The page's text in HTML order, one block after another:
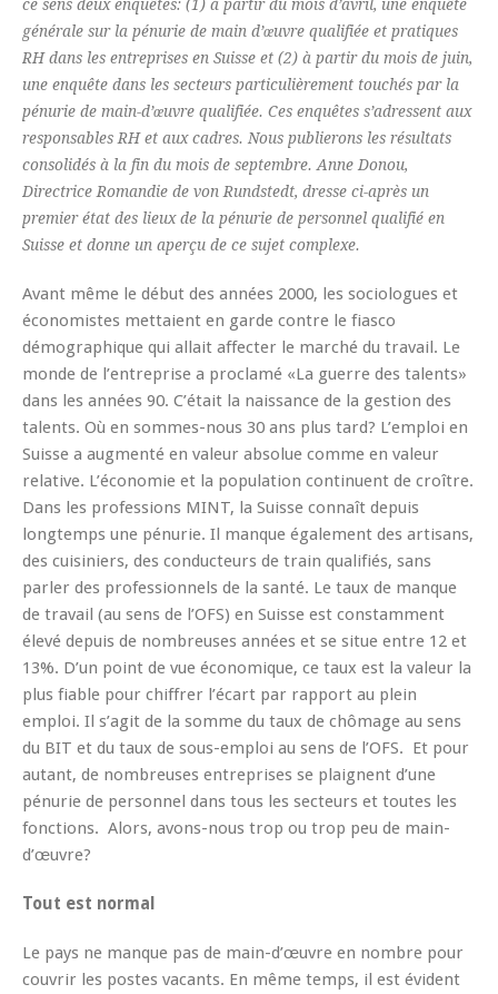
ce sens deux enquêtes: (1) à partir du mois d’avril, une enquête
générale sur la pénurie de main d’œuvre qualifiée et pratiques
RH dans les entreprises en Suisse et (2) à partir du mois de juin,
une enquête dans les secteurs particulièrement touchés par la
pénurie de main-d’œuvre qualifiée. Ces enquêtes s’adressent aux
responsables RH et aux cadres. Nous publierons les résultats
consolidés à la fin du mois de septembre. Anne Donou,
Directrice Romandie de von Rundstedt, dresse ci-après un
premier état des lieux de la pénurie de personnel qualifié en
Suisse et donne un aperçu de ce sujet complexe.
Avant même le début des années 2000, les sociologues et
économistes mettaient en garde contre le fiasco
démographique qui allait affecter le marché du travail. Le
monde de l’entreprise a proclamé «La guerre des talents»
dans les années 90. C’était la naissance de la gestion des
talents. Où en sommes-nous 30 ans plus tard? L’emploi en
Suisse a augmenté en valeur absolue comme en valeur
relative. L’économie et la population continuent de croître.
Dans les professions MINT, la Suisse connaît depuis
longtemps une pénurie. Il manque également des artisans,
des cuisiniers, des conducteurs de train qualifiés, sans
parler des professionnels de la santé. Le taux de manque
de travail (au sens de l’OFS) en Suisse est constamment
élevé depuis de nombreuses années et se situe entre 12 et
13%. D’un point de vue économique, ce taux est la valeur la
plus fiable pour chiffrer l’écart par rapport au plein
emploi. Il s’agit de la somme du taux de chômage au sens
du BIT et du taux de sous-emploi au sens de l’OFS. Et pour
autant, de nombreuses entreprises se plaignent d’une
pénurie de personnel dans tous les secteurs et toutes les
fonctions. Alors, avons-nous trop ou trop peu de main-
d’œuvre?
Tout est normal
Le pays ne manque pas de main-d’œuvre en nombre pour
couvrir les postes vacants. En même temps, il est évident